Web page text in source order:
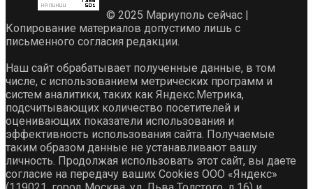
© 2025 Мариуполь сейчас |
Копирование материалов допустимо лишь с
письменного согласия редакции.
Наш сайт обрабатывает полученные данные, в том
числе, с использованием метрических программ и
систем аналитики, таких как Яндекс.Метрика,
подсчитывающих количество посетителей и
оценивающих показатели использования и
эффективность использования сайта. Получаемые
таким образом данные не устанавливают вашу
личность. Продолжая использовать этот сайт, вы даете
согласие на передачу ваших Cookies ООО «Яндекс»